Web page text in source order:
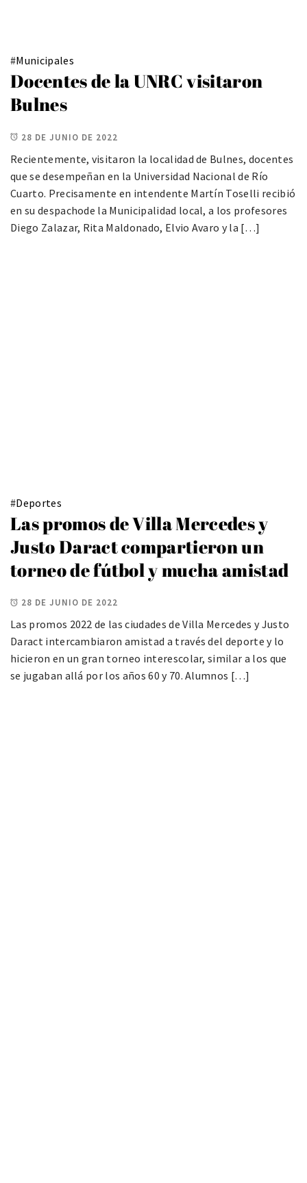
#Municipales
Docentes de la UNRC visitaron
Bulnes
28 DE JUNIO DE 2022
Recientemente, visitaron la localidad de Bulnes, docentes
que se desempeñan en la Universidad Nacional de Río
Cuarto. Precisamente en intendente Martín Toselli recibió
en su despachode la Municipalidad local, a los profesores
Diego Zalazar, Rita Maldonado, Elvio Avaro y la […]
#Deportes
Las promos de Villa Mercedes y
Justo Daract compartieron un
torneo de fútbol y mucha amistad
28 DE JUNIO DE 2022
Las promos 2022 de las ciudades de Villa Mercedes y Justo
Daract intercambiaron amistad a través del deporte y lo
hicieron en un gran torneo interescolar, similar a los que
se jugaban allá por los años 60 y 70. Alumnos […]